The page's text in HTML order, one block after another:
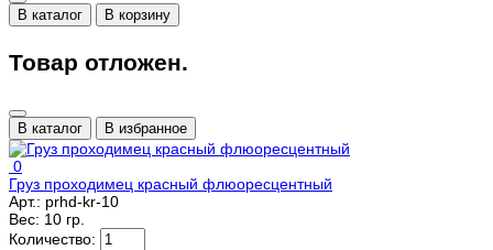
В каталог В корзину
Товар отложен.
В каталог В избранное
0
Груз проходимец красный флюоресцентный
Арт.: prhd-kr-10
Вес: 10 гр.
Количество: